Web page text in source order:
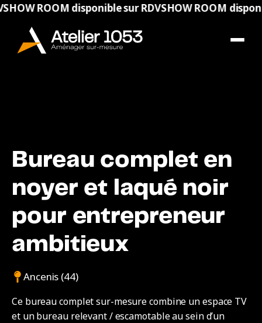
ROOM disponible sur RDVSHOW ROOM disponible
Bureau complet en
noyer et laqué noir
pour entrepreneur
ambitieux
Ancenis (44)
Ce bureau complet sur-mesure combine un espace TV
et un bureau relevant / escamotable au sein d’un